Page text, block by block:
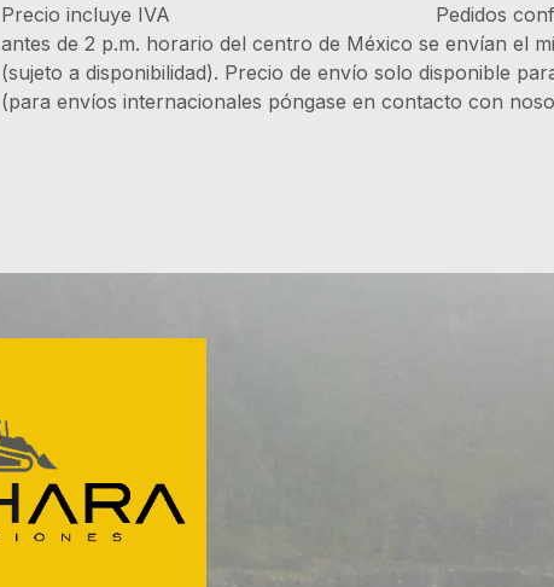
Precio incluye IVA Pedidos
antes de 2 p.m. horario del centro de México se envían el
(sujeto a disponibilidad). Precio de envío solo disponible
(para envíos internacionales póngase en contacto con